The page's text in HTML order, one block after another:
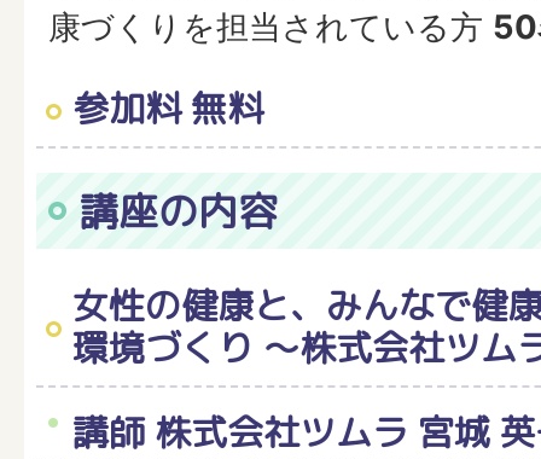
康づくりを担当されている方
参加料 無料
講座の内容
女性の健康と、みんなで健
環境づくり ～株式会社ツム
講師 株式会社ツムラ 宮城